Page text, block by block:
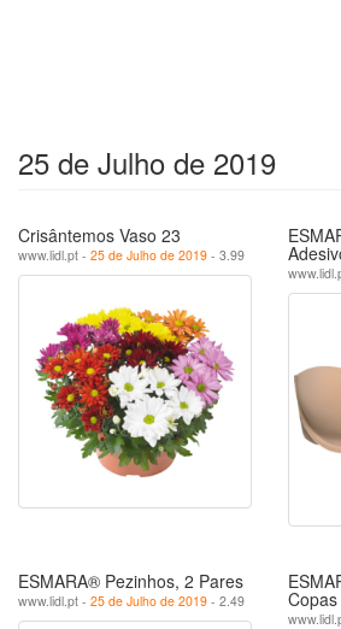
25 de Julho de 2019
Crisântemos Vaso 23
www.lidl.pt - 25 de Julho de 2019 - 3.99
ESMARA® Pezinhos, 2 Pares
www.lidl.pt - 25 de Julho de 2019 - 2.49